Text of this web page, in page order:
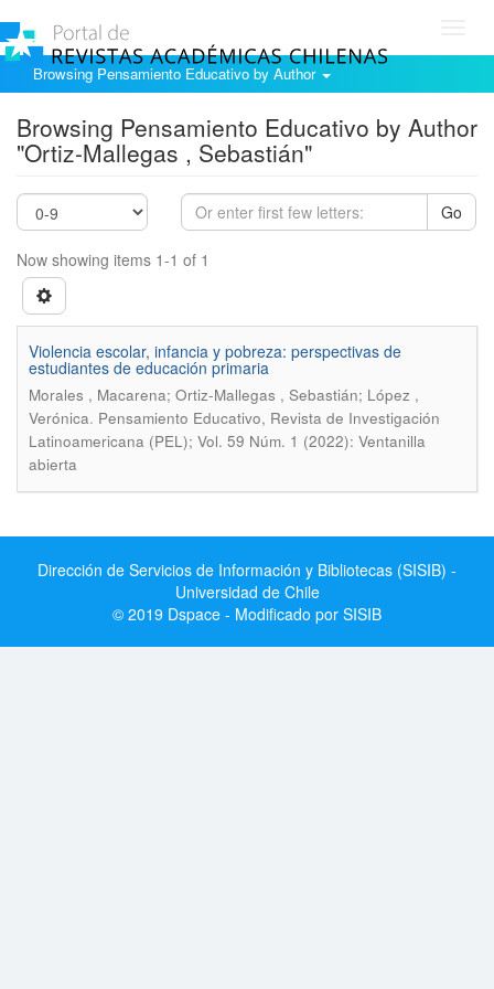
Browsing Pensamiento Educativo by Author
Browsing Pensamiento Educativo by Author
"Ortiz-Mallegas , Sebastián"
Go
Now showing items 1-1 of 1
Violencia escolar, infancia y pobreza: perspectivas de
estudiantes de educación primaria
Morales , Macarena; Ortiz-Mallegas , Sebastián; López ,
Verónica. Pensamiento Educativo, Revista de Investigación
Latinoamericana (PEL); Vol. 59 Núm. 1 (2022): Ventanilla
abierta
Dirección de Servicios de Información y Bibliotecas (SISIB) -
Universidad de Chile
© 2019 Dspace - Modificado por SISIB